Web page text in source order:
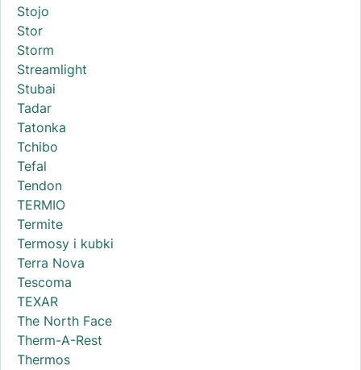
Stojo
Stor
Storm
Streamlight
Stubai
Tadar
Tatonka
Tchibo
Tefal
Tendon
TERMIO
Termite
Termosy i kubki
Terra Nova
Tescoma
TEXAR
The North Face
Therm-A-Rest
Thermos